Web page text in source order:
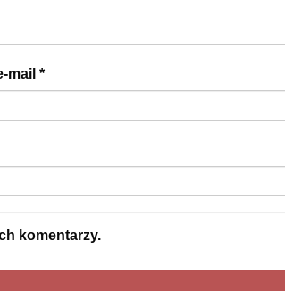
mail *
komentarzy.